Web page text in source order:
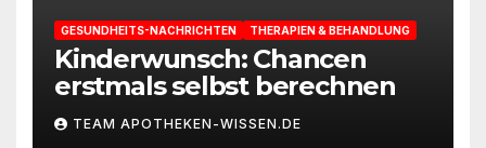
GESUNDHEITS-NACHRICHTEN THERAPIEN & BEHANDLUNG
Kinderwunsch: Chancen
erstmals selbst berechnen
TEAM APOTHEKEN-WISSEN.DE